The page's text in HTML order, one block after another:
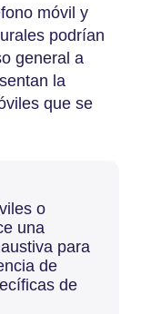
móvil y
podrían
general a
la
que se
o
una
para
de
de